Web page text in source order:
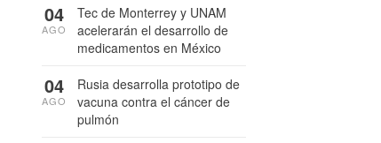
Tec de Monterrey y UNAM
acelerarán el desarrollo de
medicamentos en México
04
AGO
Rusia desarrolla prototipo de
vacuna contra el cáncer de
pulmón
04
AGO